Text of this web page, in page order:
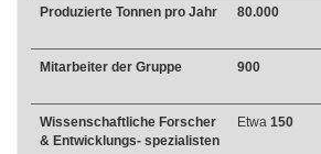
Produzierte Tonnen pro Jahr 80.000
Mitarbeiter der Gruppe 900
Wissenschaftliche Forscher
& Entwicklungs- spezialisten
Etwa 150